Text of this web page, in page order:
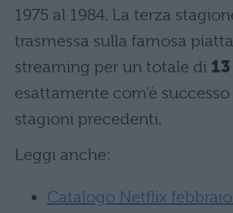
1975 al 1984. La terza
trasmessa sulla famosa
streaming per un totale di
esattamente com’è
stagioni precedenti.
Leggi anche:
Catalogo Netflix